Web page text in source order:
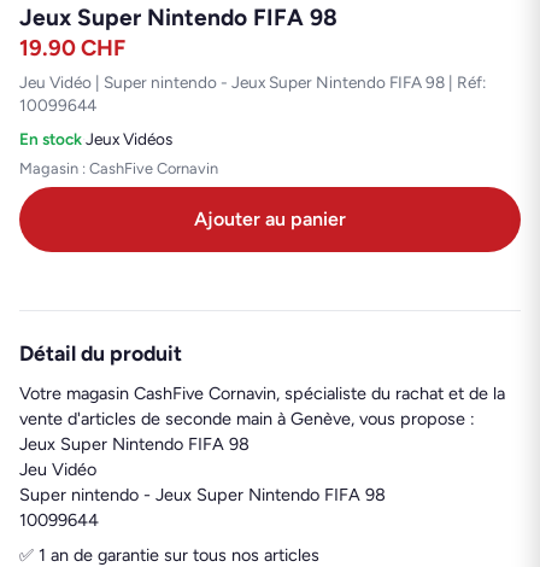
Jeux Super Nintendo FIFA 98
19.90CHF
Jeu Vidéo | Super nintendo - Jeux Super Nintendo FIFA 98 | Réf:
10099644
En stock·Jeux Vidéos
Magasin : CashFive Cornavin
Ajouter au panier
Détail du produit
Votre magasin CashFive Cornavin, spécialiste du rachat et de la
vente d'articles de seconde main à Genève, vous propose :
Jeux Super Nintendo FIFA 98
Jeu Vidéo
Super nintendo - Jeux Super Nintendo FIFA 98
10099644
✅ 1 an de garantie sur tous nos articles